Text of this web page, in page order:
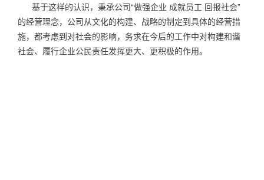
基于这样的认识，秉承公司“做强企业 成就员工 回报社会”
的经营理念，公司从文化的构建、战略的制定到具体的经营措
施，都考虑到对社会的影响，务求在今后的工作中对构建和谐
社会、履行企业公民责任发挥更大、更积极的作用。